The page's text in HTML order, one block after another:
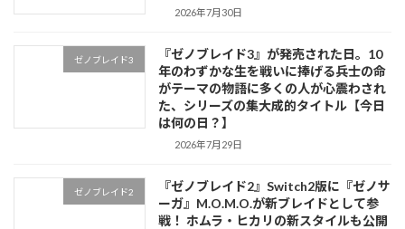
2026年7月30日
ゼノブレイド3
『ゼノブレイド3』が発売された日。10
年のわずかな生を戦いに捧げる兵士の命
がテーマの物語に多くの人が心震わされ
た、シリーズの集大成的タイトル【今日
は何の日？】
2026年7月29日
ゼノブレイド2
『ゼノブレイド2』Switch2版に『ゼノサ
ーガ』M.O.M.O.が新ブレイドとして参
戦！ ホムラ・ヒカリの新スタイルも公開